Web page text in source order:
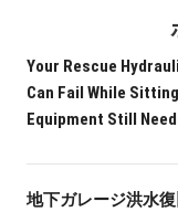
Your Rescue
Can Fail While
Equipment Still
地下ガレージ洪水